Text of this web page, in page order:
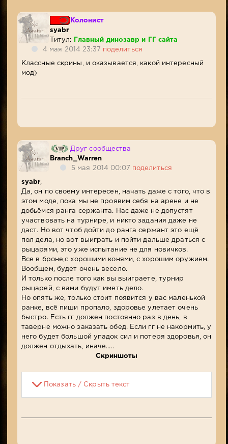
Колонист
syabr
Титул:
Главный динозавр и ГГ сайта
4 мая 2014 23:37 поделиться
Классные скрины, и оказывается, какой интересный
мод)
Друг сообщества
Branch_Warren
5 мая 2014 00:07 поделиться
syabr
Да, он по своему интересен, начать даже с того, что в
этом моде, пока мы не проявим себя на арене и не
добьёмся ранга сержанта. Нас даже не допустят
участвовать на турнире, и никто задания даже не
даст. Но вот чтоб дойти до ранга сержант это ещё
пол дела, но вот выиграть и пойти дальше драться с
рыцарями, это уже испытание не для новичков.
Все в броне,с хорошими конями, с хорошим оружием.
Вообщем, будет очень весело.
И только после того как вы выиграете, турнир
рыцарей, с вами будут иметь дело.
Но опять же, только стоит появится у вас маленькой
ранке, всё пиши пропало, здоровье улетает очень
быстро. Есть гг должен постоянно раз в день, в
таверне можно заказать обед. Если гг не накормить, у
него будет большой упадок сил и потеря здоровья, он
должен отдыхать, иначе.....
Скриншоты
Показать / Скрыть текст